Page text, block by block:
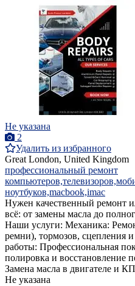
Не указана
2
Удалить из избранного
Great London, United Kingdom
профессиональный ремонт
ноутбуков,macbook,imac
Нужен качественный ремонт
всё: от замены масла до
Наши услуги: Механика:
ремни), тормозов, сцепления
работы: Профессиональная
полировка и восстановление
Замена масла в двигателе и
Не указана